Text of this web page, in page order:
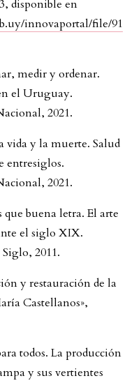
disponible en
innovaportal/file/91
medir y ordenar.
el Uruguay.
2021.
vida y la muerte. Salud
entresiglos.
2021.
buena letra. El arte
el siglo XIX.
2011.
y restauración de la
Castellanos»,
todos. La producción
y sus vertientes